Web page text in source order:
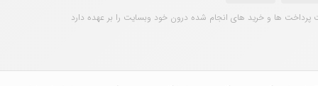
پرداخت ها و خرید های انجام شده درون خود وبسایت را بر عهده دارد